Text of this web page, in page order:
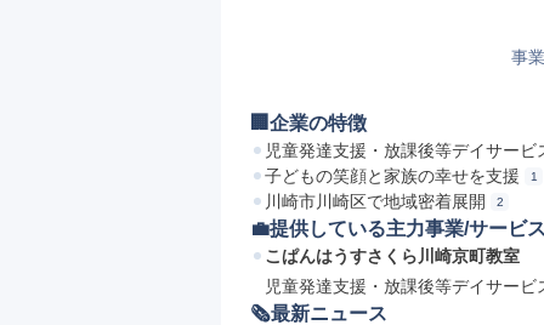
事
🏢企業の特徴
児童発達支援・放課後等デイサービ
子どもの笑顔と家族の幸せを支援
1
川崎市川崎区で地域密着展開 2
💼提供している主力事業/サービ
こぱんはうすさくら川崎京町教室
児童発達支援・放課後等デイサービ
🗞最新ニュース